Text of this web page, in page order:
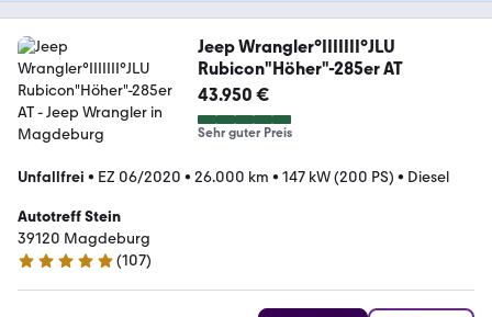
Jeep Wrangler°IIIIIII°JLU
Rubicon"Höher"-285er AT
43.950 €
Sehr guter Preis
Unfallfrei • EZ 06/2020 • 26.000 km • 147 kW (200 PS) • Diesel
Autotreff Stein
39120 Magdeburg
4.9 Sterne
(107)